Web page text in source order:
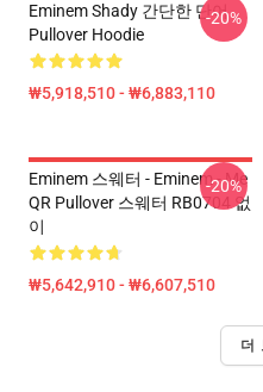
Eminem Shady 간단한 단어
Pullover Hoodie
₩5,918,510 - ₩6,883,110
-20%
Eminem 스웨터 - Eminem - Me
QR Pullover 스웨터 RB0704 없
이
₩5,642,910 - ₩6,607,510
-20%
더